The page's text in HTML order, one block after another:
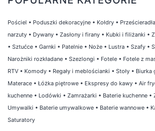
Pościel • Poduszki dekoracyjne • Kołdry • Prześcieradła
narzuty • Dywany • Zasłony i firany • Kubki i filiżanki •
• Sztućce • Garnki • Patelnie • Noże • Lustra • Szafy •
Narożniki rozkładane • Szezlongi • Fotele • Fotele z
RTV • Komody • Regały i meblościanki • Stoły • Biurka
Materace • Łóżka piętrowe • Ekspresy do kawy • Air
kuchenne • Lodówki • Zamrażarki • Baterie kuchenne •
Umywalki • Baterie umywalkowe • Baterie wannowe •
Saturatory